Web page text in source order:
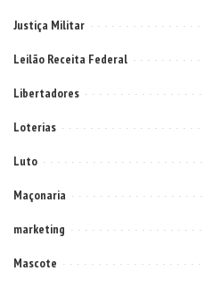
Justiça Militar
Leilão Receita Federal
Libertadores
Loterias
Luto
Maçonaria
marketing
Mascote